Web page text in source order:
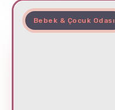
Bebek & Çocuk Odası